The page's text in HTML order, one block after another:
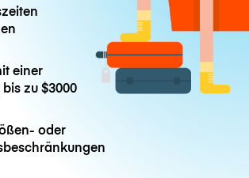
einer
bis zu$3000
oder